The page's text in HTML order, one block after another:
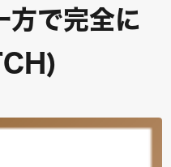
で完全に